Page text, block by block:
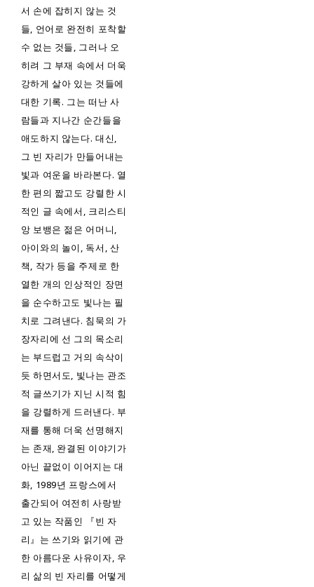
서 손에 잡히지 않는 것
들, 언어로 완전히 포착할
수 없는 것들, 그러나 오
히려 그 부재 속에서 더욱
강하게 살아 있는 것들에
대한 기록. 그는 떠난 사
람들과 지나간 순간들을
애도하지 않는다. 대신,
그 빈 자리가 만들어내는
빛과 여운을 바라본다. 열
한 편의 짧고도 강렬한 시
적인 글 속에서, 크리스티
앙 보뱅은 젊은 어머니,
아이와의 놀이, 독서, 산
책, 작가 등을 주제로 한
열한 개의 인상적인 장면
을 순수하고도 빛나는 필
치로 그려낸다. 침묵의 가
장자리에 선 그의 목소리
는 부드럽고 거의 속삭이
듯 하면서도, 빛나는 관조
적 글쓰기가 지닌 시적 힘
을 강렬하게 드러낸다. 부
재를 통해 더욱 선명해지
는 존재, 완결된 이야기가
아닌 끝없이 이어지는 대
화, 1989년 프랑스에서
출간되어 여전히 사랑받
고 있는 작품인 『빈 자
리』는 쓰기와 읽기에 관
한 아름다운 사유이자, 우
리 삶의 빈 자리를 어떻게